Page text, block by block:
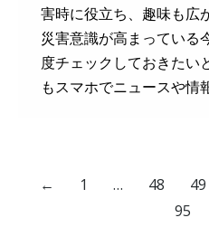
害時に役立ち、趣味も広
災害意識が高まっている
度チェックしておきたい
もスマホでニュースや情
← 1 … 48 49
95